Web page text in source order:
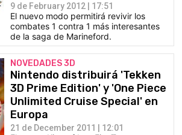
9 de February 2012 | 17:51
El nuevo modo permitirá revivir los
combates 1 contra 1 más interesantes
de la saga de Marineford.
NOVEDADES 3D
Nintendo distribuirá 'Tekken
3D Prime Edition' y 'One Piece
Unlimited Cruise Special' en
Europa
21 de December 2011 | 12:01